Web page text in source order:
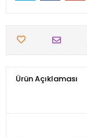
Ürün Açıklaması